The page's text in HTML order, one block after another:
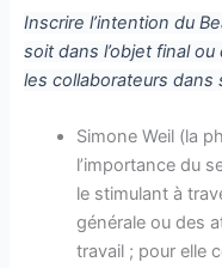
Inscrire l’intention du
soit dans l’objet final
les collaborateurs
Simone Weil (la
l’importance du
le stimulant à
générale ou des
travail ; pour elle